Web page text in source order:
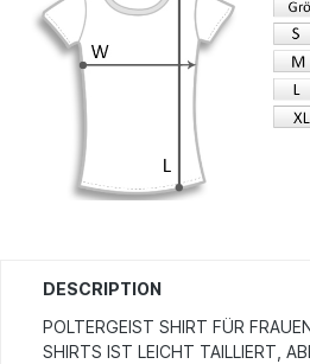
DESCRIPTION
POLTERGEIST SHIRT FÜR
SHIRTS IST LEICHT TAILLIERT,